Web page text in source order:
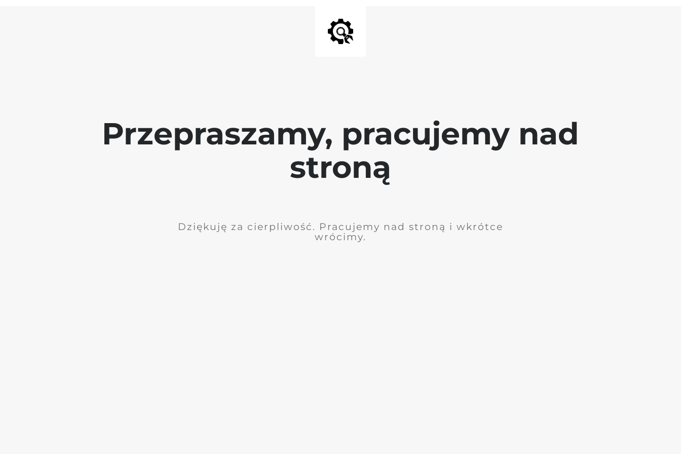
Przepraszamy, pracujemy nad
stroną
Dziękuję za cierpliwość. Pracujemy nad stroną i wkrótce
wrócimy.